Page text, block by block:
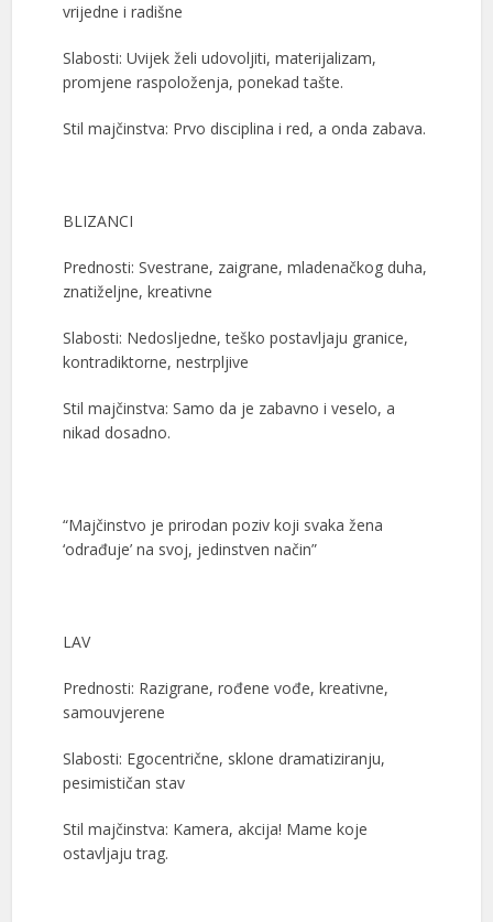
vrijedne i radišne
Slabosti: Uvijek želi udovoljiti, materijalizam,
promjene raspoloženja, ponekad tašte.
Stil majčinstva: Prvo disciplina i red, a onda zabava.
BLIZANCI
Prednosti: Svestrane, zaigrane, mladenačkog duha,
znatiželjne, kreativne
Slabosti: Nedosljedne, teško postavljaju granice,
kontradiktorne, nestrpljive
Stil majčinstva: Samo da je zabavno i veselo, a
nikad dosadno.
“Majčinstvo je prirodan poziv koji svaka žena
‘odrađuje’ na svoj, jedinstven način”
LAV
Prednosti: Razigrane, rođene vođe, kreativne,
samouvjerene
Slabosti: Egocentrične, sklone dramatiziranju,
pesimističan stav
Stil majčinstva: Kamera, akcija! Mame koje
ostavljaju trag.